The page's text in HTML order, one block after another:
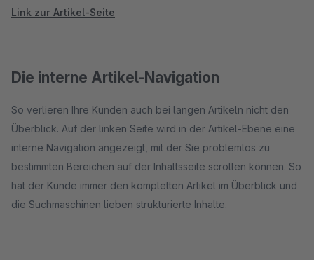
Link zur Artikel-Seite
Die interne Artikel-Navigation
So verlieren Ihre Kunden auch bei langen Artikeln nicht den
Überblick. Auf der linken Seite wird in der Artikel-Ebene eine
interne Navigation angezeigt, mit der Sie problemlos zu
bestimmten Bereichen auf der Inhaltsseite scrollen können. So
hat der Kunde immer den kompletten Artikel im Überblick und
die Suchmaschinen lieben strukturierte Inhalte.